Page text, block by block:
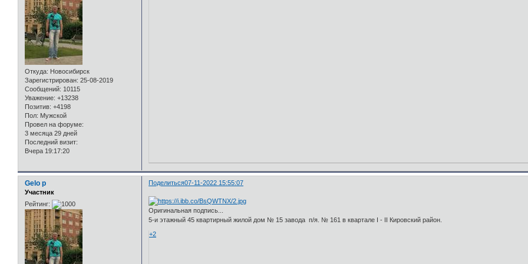
Откуда: Новосибирск
Зарегистрирован: 25-08-2019
Сообщений: 10115
Уважение: +13238
Позитив: +4198
Пол: Мужской
Провел на форуме:
3 месяца 29 дней
Последний визит:
Вчера 19:17:20
Поделиться07-11-2022 15:55:07
Gelo p
Участник
Рейтинг:
Оригинальная подпись...
5-и этажный 45 квартирный жилой дом № 15 завода п/я. № 161 в квартале I - II Кировский район.
+2